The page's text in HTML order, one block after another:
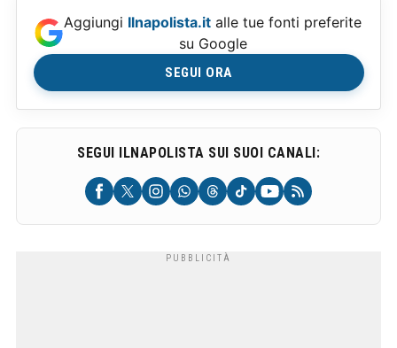
Aggiungi Ilnapolista.it alle tue fonti preferite
su Google
SEGUI ORA
SEGUI ILNAPOLISTA SUI SUOI CANALI: